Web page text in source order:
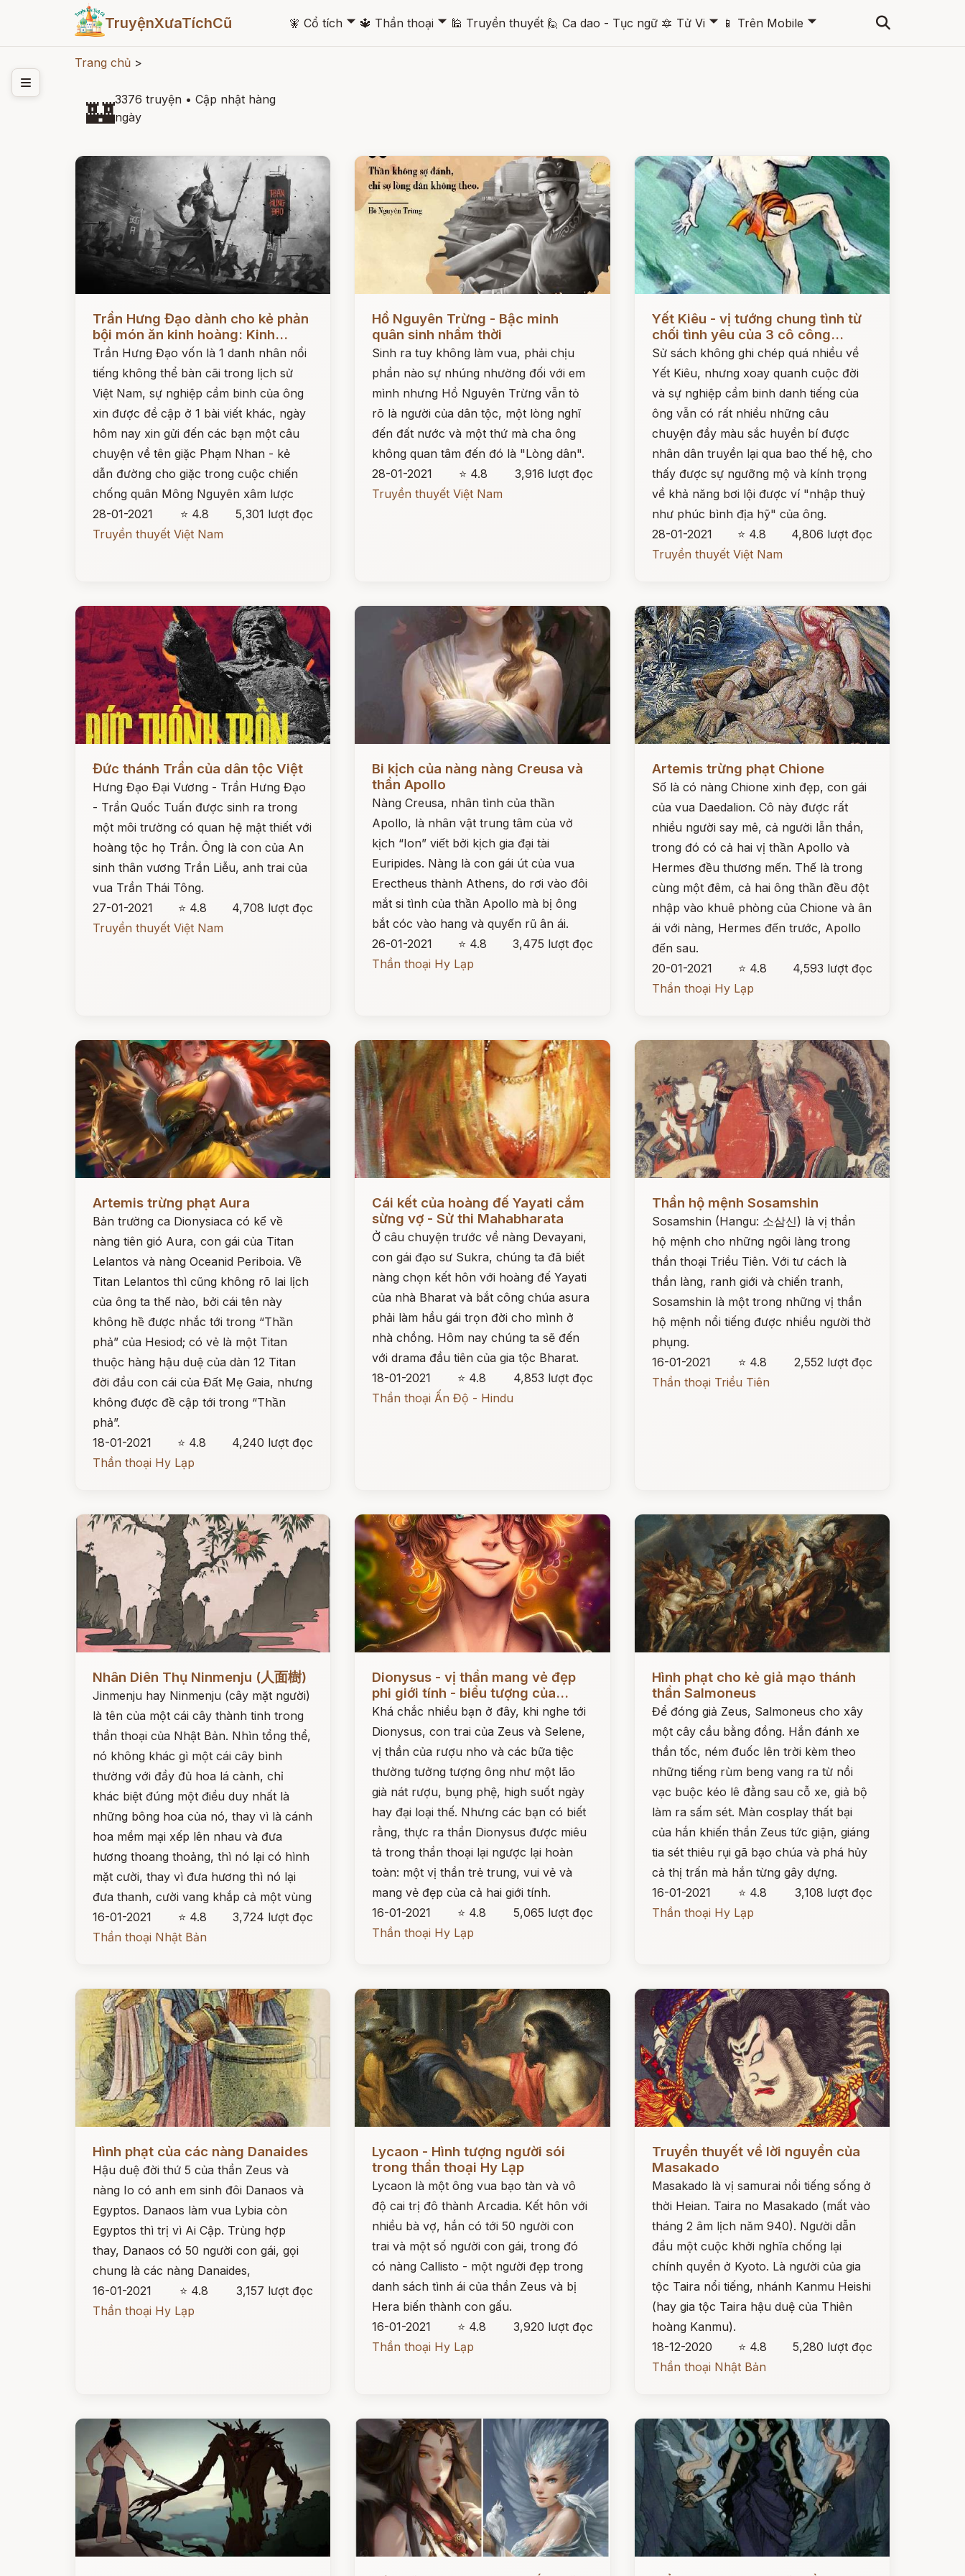
TruyệnXưaTíchCũ 🧚 Cổ tích 🞃 🔱 Thần thoại 🞃 🕌 Truyền thuyết 🙋 Ca dao - Tục ngữ 🔯 Tử Vi 🞃 📱 Trên Mobile 🞃
Trang chủ >
🏰3376 truyện • Cập nhật hàng
ngày
Đọc ngay
Trần Hưng Đạo dành cho kẻ phản
bội món ăn kinh hoàng: Kinh...
Trần Hưng Đạo vốn là 1 danh nhân nổi
tiếng không thể bàn cãi trong lịch sử
Việt Nam, sự nghiệp cầm binh của ông
xin được đề cập ở 1 bài viết khác, ngày
hôm nay xin gửi đến các bạn một câu
chuyện về tên giặc Phạm Nhan - kẻ
dẫn đường cho giặc trong cuộc chiến
chống quân Mông Nguyên xâm lược
28-01-2021
⭐ 4.8
5,301 lượt đọc
Truyền thuyết Việt Nam
Đọc ngay
Hồ Nguyên Trừng - Bậc minh
quân sinh nhầm thời
Sinh ra tuy không làm vua, phải chịu
phần nào sự nhúng nhường đối với em
mình nhưng Hồ Nguyên Trừng vẫn tỏ
rõ là người của dân tộc, một lòng nghĩ
đến đất nước và một thứ mà cha ông
không quan tâm đến đó là "Lòng dân".
28-01-2021
⭐ 4.8
3,916 lượt đọc
Truyền thuyết Việt Nam
Đọc ngay
Yết Kiêu - vị tướng chung tình từ
chối tình yêu của 3 cô công...
Sử sách không ghi chép quá nhiều về
Yết Kiêu, nhưng xoay quanh cuộc đời
và sự nghiệp cầm binh danh tiếng của
ông vẫn có rất nhiều những câu
chuyện đầy màu sắc huyền bí được
nhân dân truyền lại qua bao thế hệ, cho
thấy được sự ngưỡng mộ và kính trọng
về khả năng bơi lội được ví "nhập thuỷ
như phúc bình địa hỹ" của ông.
28-01-2021
⭐ 4.8
4,806 lượt đọc
Truyền thuyết Việt Nam
Đức thánh Trần của dân tộc Việt
Hưng Đạo Đại Vương - Trần Hưng Đạo
- Trần Quốc Tuấn được sinh ra trong
một môi trường có quan hệ mật thiết với
hoàng tộc họ Trần. Ông là con của An
sinh thân vương Trần Liễu, anh trai của
vua Trần Thái Tông.
27-01-2021
⭐ 4.8
4,708 lượt đọc
Truyền thuyết Việt Nam
Bi kịch của nàng nàng Creusa và
thần Apollo
Nàng Creusa, nhân tình của thần
Apollo, là nhân vật trung tâm của vở
kịch “Ion” viết bởi kịch gia đại tài
Euripides. Nàng là con gái út của vua
Erectheus thành Athens, do rơi vào đôi
mắt si tình của thần Apollo mà bị ông
bắt cóc vào hang và quyến rũ ân ái.
26-01-2021
⭐ 4.8
3,475 lượt đọc
Thần thoại Hy Lạp
Artemis trừng phạt Chione
Số là có nàng Chione xinh đẹp, con gái
của vua Daedalion. Cô này được rất
nhiều người say mê, cả người lẫn thần,
trong đó có cả hai vị thần Apollo và
Hermes đều thương mến. Thế là trong
cùng một đêm, cả hai ông thần đều đột
nhập vào khuê phòng của Chione và ân
ái với nàng, Hermes đến trước, Apollo
đến sau.
20-01-2021
⭐ 4.8
4,593 lượt đọc
Thần thoại Hy Lạp
Artemis trừng phạt Aura
Bản trường ca Dionysiaca có kể về
nàng tiên gió Aura, con gái của Titan
Lelantos và nàng Oceanid Periboia. Về
Titan Lelantos thì cũng không rõ lai lịch
của ông ta thế nào, bởi cái tên này
không hề được nhắc tới trong “Thần
phả” của Hesiod; có vẻ là một Titan
thuộc hàng hậu duệ của dàn 12 Titan
đời đầu con cái của Đất Mẹ Gaia, nhưng
không được đề cập tới trong “Thần
phả”.
18-01-2021
⭐ 4.8
4,240 lượt đọc
Thần thoại Hy Lạp
Cái kết của hoàng đế Yayati cắm
sừng vợ - Sử thi Mahabharata
Ở câu chuyện trước về nàng Devayani,
con gái đạo sư Sukra, chúng ta đã biết
nàng chọn kết hôn với hoàng đế Yayati
của nhà Bharat và bắt công chúa asura
phải làm hầu gái trọn đời cho mình ở
nhà chồng. Hôm nay chúng ta sẽ đến
với drama đầu tiên của gia tộc Bharat.
18-01-2021
⭐ 4.8
4,853 lượt đọc
Thần thoại Ấn Độ - Hindu
Đọc ngay
Thần hộ mệnh Sosamshin
Sosamshin (Hangu: 소삼신) là vị thần
hộ mệnh cho những ngôi làng trong
thần thoại Triều Tiên. Với tư cách là
thần làng, ranh giới và chiến tranh,
Sosamshin là một trong những vị thần
hộ mệnh nổi tiếng được nhiều người thờ
phụng.
16-01-2021
⭐ 4.8
2,552 lượt đọc
Thần thoại Triều Tiên
Nhân Diên Thụ Ninmenju (人面樹)
Jinmenju hay Ninmenju (cây mặt người)
là tên của một cái cây thành tinh trong
thần thoại của Nhật Bản. Nhìn tổng thể,
nó không khác gì một cái cây bình
thường với đầy đủ hoa lá cành, chỉ
khác biệt đúng một điều duy nhất là
những bông hoa của nó, thay vì là cánh
hoa mềm mại xếp lên nhau và đưa
hương thoang thoảng, thì nó lại có hình
mặt cười, thay vì đưa hương thì nó lại
đưa thanh, cười vang khắp cả một vùng
16-01-2021
⭐ 4.8
3,724 lượt đọc
Thần thoại Nhật Bản
Dionysus - vị thần mang vẻ đẹp
phi giới tính - biểu tượng của...
Khá chắc nhiều bạn ở đây, khi nghe tới
Dionysus, con trai của Zeus và Selene,
vị thần của rượu nho và các bữa tiệc
thường tưởng tượng ông như một lão
già nát rượu, bụng phệ, high suốt ngày
hay đại loại thế. Nhưng các bạn có biết
rằng, thực ra thần Dionysus được miêu
tả trong thần thoại lại ngược lại hoàn
toàn: một vị thần trẻ trung, vui vẻ và
mang vẻ đẹp của cả hai giới tính.
16-01-2021
⭐ 4.8
5,065 lượt đọc
Thần thoại Hy Lạp
Hình phạt cho kẻ giả mạo thánh
thần Salmoneus
Để đóng giả Zeus, Salmoneus cho xây
một cây cầu bằng đồng. Hắn đánh xe
thần tốc, ném đuốc lên trời kèm theo
những tiếng rùm beng vang ra từ nồi
vạc buộc kéo lê đằng sau cỗ xe, giả bộ
làm ra sấm sét. Màn cosplay thất bại
của hắn khiến thần Zeus tức giận, giáng
tia sét thiêu rụi gã bạo chúa và phá hủy
cả thị trấn mà hắn từng gây dựng.
16-01-2021
⭐ 4.8
3,108 lượt đọc
Thần thoại Hy Lạp
Hình phạt của các nàng Danaides
Hậu duệ đời thứ 5 của thần Zeus và
nàng Io có anh em sinh đôi Danaos và
Egyptos. Danaos làm vua Lybia còn
Egyptos thì trị vì Ai Cập. Trùng hợp
thay, Danaos có 50 người con gái, gọi
chung là các nàng Danaides,
16-01-2021
⭐ 4.8
3,157 lượt đọc
Thần thoại Hy Lạp
Lycaon - Hình tượng người sói
trong thần thoại Hy Lạp
Lycaon là một ông vua bạo tàn và vô
độ cai trị đô thành Arcadia. Kết hôn với
nhiều bà vợ, hắn có tới 50 người con
trai và một số người con gái, trong đó
có nàng Callisto - một người đẹp trong
danh sách tình ái của thần Zeus và bị
Hera biến thành con gấu.
16-01-2021
⭐ 4.8
3,920 lượt đọc
Thần thoại Hy Lạp
Đọc ngay
Truyền thuyết về lời nguyền của
Masakado
Masakado là vị samurai nổi tiếng sống ở
thời Heian. Taira no Masakado (mất vào
tháng 2 âm lịch năm 940). Người dẫn
đầu một cuộc khởi nghĩa chống lại
chính quyền ở Kyoto. Là người của gia
tộc Taira nổi tiếng, nhánh Kanmu Heishi
(hay gia tộc Taira hậu duệ của Thiên
hoàng Kanmu).
18-12-2020
⭐ 4.8
5,280 lượt đọc
Thần thoại Nhật Bản
Đọc ngay